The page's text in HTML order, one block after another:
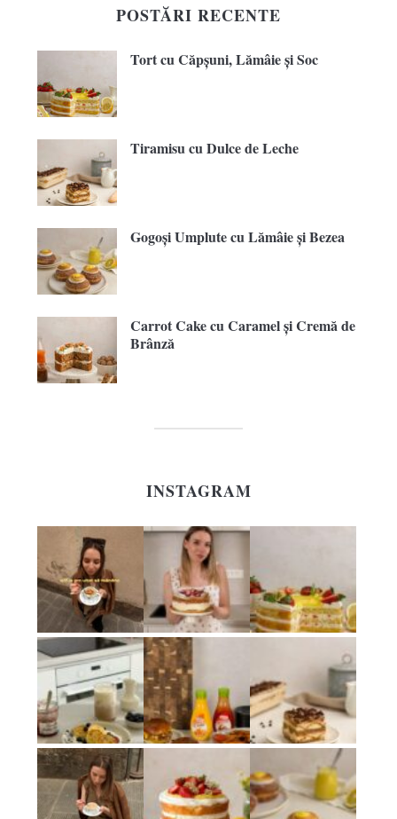
POSTĂRI RECENTE
Tort cu Căpșuni, Lămâie și Soc
Tiramisu cu Dulce de Leche
Gogoși Umplute cu Lămâie și Bezea
Carrot Cake cu Caramel și Cremă de
Brânză
INSTAGRAM